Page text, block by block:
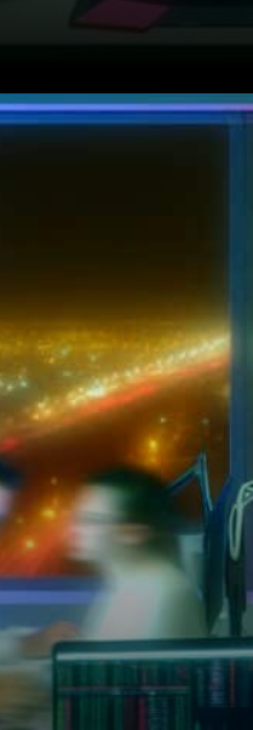
Le
milieu du